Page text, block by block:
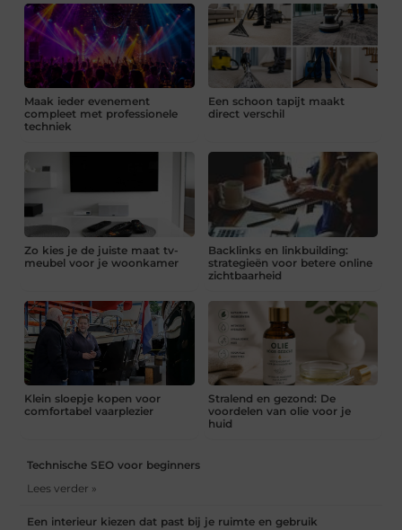
Maak ieder evenement
compleet met professionele
techniek
Een schoon tapijt maakt
direct verschil
Zo kies je de juiste maat tv-
meubel voor je woonkamer
Backlinks en linkbuilding:
strategieën voor betere online
zichtbaarheid
Klein sloepje kopen voor
comfortabel vaarplezier
Stralend en gezond: De
voordelen van olie voor je
huid
Technische SEO voor beginners
Lees verder »
Een interieur kiezen dat past bij je ruimte en gebruik